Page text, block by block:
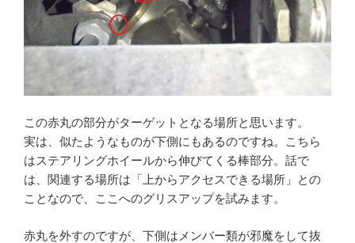
この赤丸の部分がターゲットとなる場所と思います。
実は、似たようなものが下側にもあるのですね。こちら
はステアリングホイールから伸びてくる棒部分。話で
は、関連する場所は「上からアクセスできる場所」との
ことなので、ここへのグリスアップを試みます。
赤丸を外すのですが、下側はメンバー類が邪魔をして抜